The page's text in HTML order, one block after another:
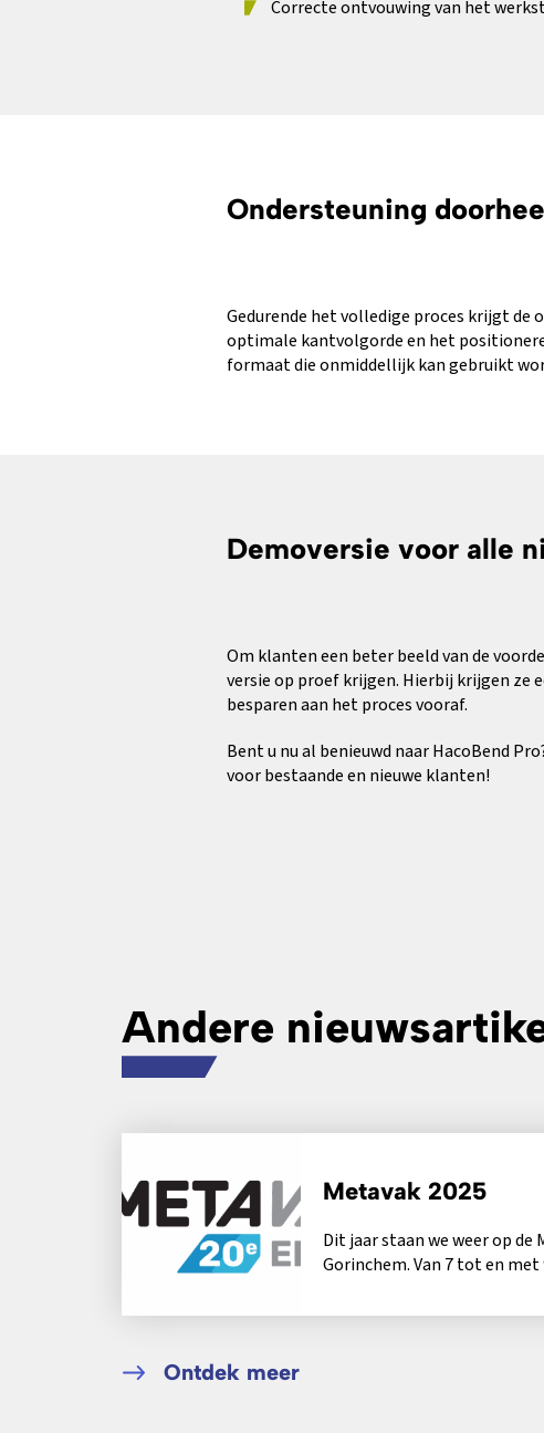
Correcte ontvouwing van het
Ondersteuning
Gedurende het volledige proces krijgt de
optimale kantvolgorde en het
formaat die onmiddellijk kan gebruikt
Demoversie voor alle
Om klanten een beter beeld van de
versie op proef krijgen. Hierbij krijgen ze
besparen aan het proces vooraf.
Bent u nu al benieuwd naar HacoBend
voor bestaande en nieuwe klanten!
Andere
Metavak 2025
Dit jaar staan we weer op de
Gorinchem. Van 7 tot en
Ontdek meer